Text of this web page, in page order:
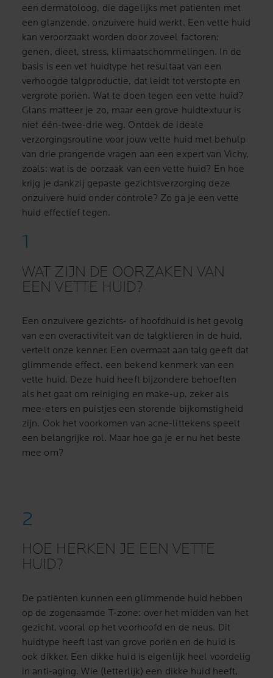
een dermatoloog, die dagelijks met patiënten met
een glanzende, onzuivere huid werkt. Een vette huid
kan veroorzaakt worden door zoveel factoren:
genen, dieet, stress, klimaatschommelingen. In de
basis is een vet huidtype het resultaat van een
verhoogde talgproductie, dat leidt tot verstopte en
vergrote poriën. Wat te doen tegen een vette huid?
Glans matteer je zo, maar een grove huidtextuur is
niet één-twee-drie weg. Ontdek de ideale
verzorgingsroutine voor jouw vette huid met behulp
van drie prangende vragen aan een expert van Vichy,
zoals: wat is de oorzaak van een vette huid? En hoe
krijg je dankzij gepaste gezichtsverzorging deze
onzuivere huid onder controle? Zo ga je een vette
huid effectief tegen.
WAT ZIJN DE OORZAKEN VAN
EEN VETTE HUID?
Een onzuivere gezichts- of hoofdhuid is het gevolg
van een overactiviteit van de talgklieren in de huid,
vertelt onze kenner. Een overmaat aan talg geeft dat
glimmende effect, een bekend kenmerk van een
vette huid. Deze huid heeft bijzondere behoeften
als het gaat om reiniging en make-up, zeker als
mee-eters en puistjes een storende bijkomstigheid
zijn. Ook het voorkomen van acne-littekens speelt
een belangrijke rol. Maar hoe ga je er nu het beste
mee om?
HOE HERKEN JE EEN VETTE
HUID?
De patiënten kunnen een glimmende huid hebben
op de zogenaamde T-zone: over het midden van het
gezicht, vooral op het voorhoofd en de neus. Dit
huidtype heeft last van grove poriën en de huid is
ook dikker. Een dikke huid is eigenlijk heel voordelig
in anti-aging. Wie (letterlijk) een dikke huid heeft,